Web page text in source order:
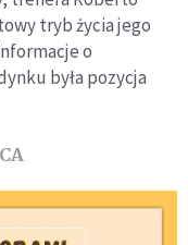
tryb życia jego
o
była pozycja